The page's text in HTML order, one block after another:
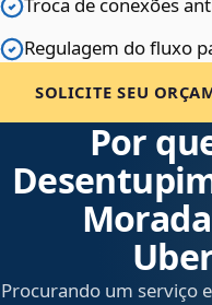
Troca de conexões
Regulagem do fluxo
SOLICITE SEU
Por
Procurando um serviço